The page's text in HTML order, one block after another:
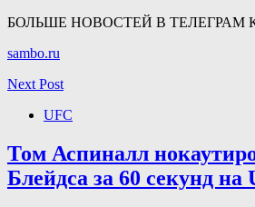
БОЛЬШЕ НОВОСТЕЙ В ТЕЛЕГРАМ
sambo.ru
Next Post
UFC
Том Аспиналл
Блейдса за 60 секунд на